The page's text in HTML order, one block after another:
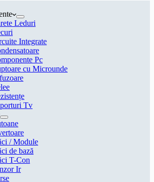
Leduri
Integrate
Pc
cu Microunde
Tv
/ Module
de bază
T-Con
Ir